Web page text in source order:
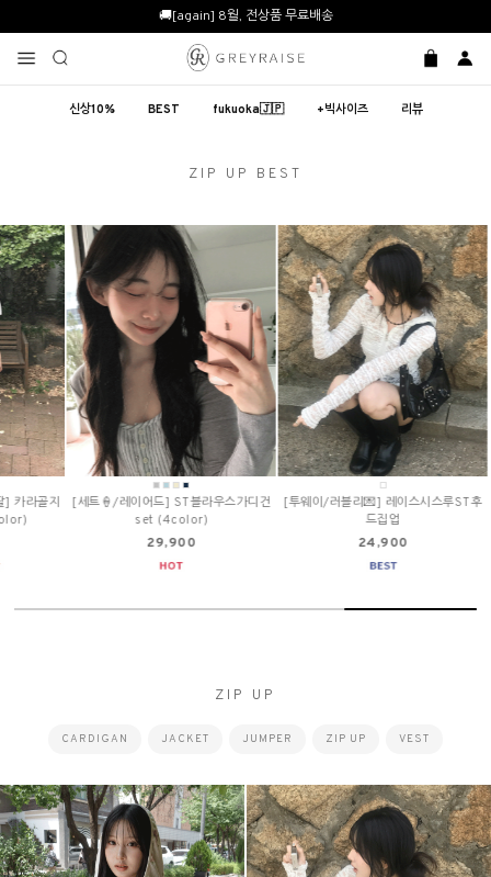
🚚[again] 8월, 전상품 무료배송
신상10% BEST fukuoka🇯🇵 +빅사이즈 리뷰
ZIP UP BEST
[💛리본스트랩/반팔] 펀칭니트볼레로가
디건 (3color)
[🍧살안타템/브이넥] 스카시프릴여리니
트가디건 (5color)
[여름가디
ZIP UP
CARDIGAN JACKET JUMPER ZIP UP VEST